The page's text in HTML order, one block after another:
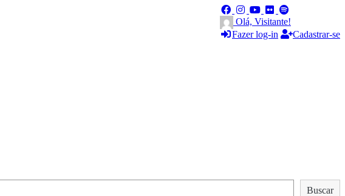
Olá, Visitante!
Fazer log-in
Cadastrar-se
Buscar